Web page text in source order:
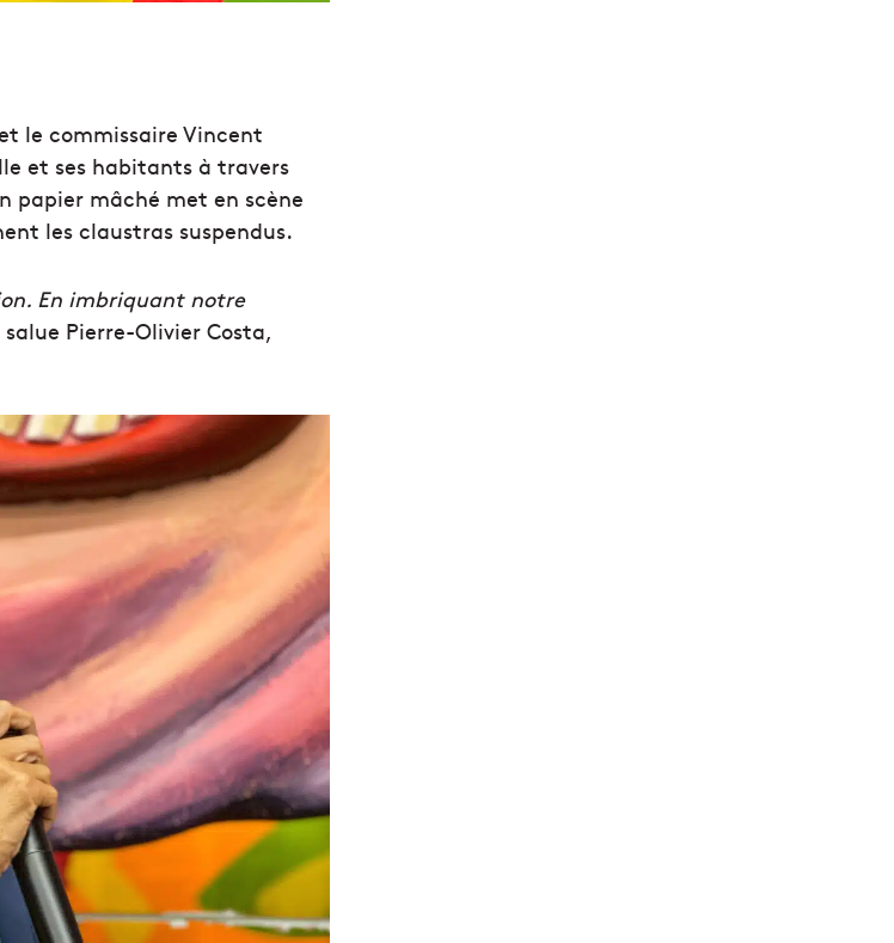
le commissaire Vincent
et ses habitants à travers
papier mâché met en scène
les claustras suspendus.
En imbriquant notre
Pierre-Olivier Costa,